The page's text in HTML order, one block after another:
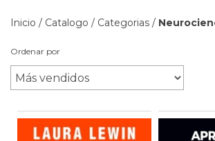
Inicio / Catalogo / Categorias /
Ordenar por